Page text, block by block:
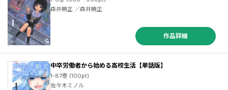
森井暁正 ／森井暁正
作品詳細
中卒労働者から始める高校生活【単話版】
1-87巻 (100pt)
佐々木ミノル